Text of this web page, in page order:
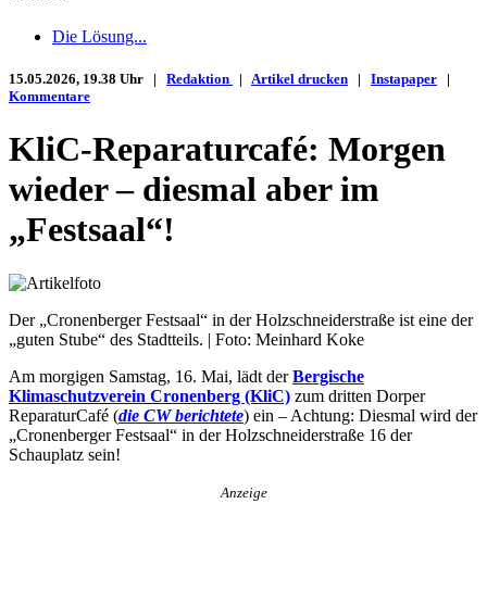
Die Lösung...
15.05.2026, 19.38 Uhr | Redaktion | Artikel drucken | Instapaper |
Kommentare
KliC-Reparaturcafé: Morgen
wieder – diesmal aber im
„Festsaal“!
Der „Cronenberger Festsaal“ in der Holzschneiderstraße ist eine der
„guten Stube“ des Stadtteils. | Foto: Meinhard Koke
Am morgigen Samstag, 16. Mai, lädt derBergische
Klimaschutzverein Cronenberg (KliC) zum dritten Dorper
ReparaturCafé (die CW berichtete) ein – Achtung: Diesmal wird der
„Cronenberger Festsaal“ in der Holzschneiderstraße 16 der
Schauplatz sein!
Anzeige